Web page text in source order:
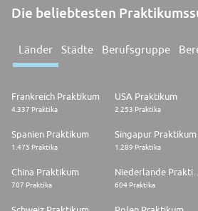
Die beliebtesten
Länder Städte Berufsgruppe
Frankreich Praktikum
4.337 Praktika
USA Praktikum
2.253 Praktika
Spanien Praktikum
1.475 Praktika
Singapur Praktikum
1.289 Praktika
China Praktikum
707 Praktika 604 Praktika